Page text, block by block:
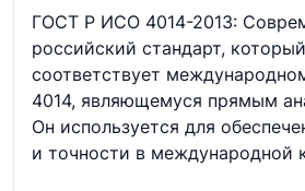
ГОСТ Р ИСО 4014-2013:
российский стандарт,
соответствует
4014, являющемуся прямым
Он используется для
и точности в международной